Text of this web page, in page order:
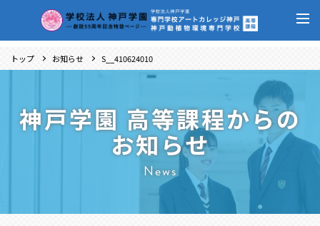
トップ お知らせ S__410624010
神戸学園 高等課程からの
お知らせ
News